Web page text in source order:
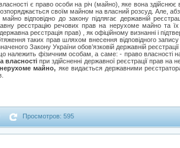
є право особи на річ (майно), яке вона здійснює
розпоряджається своїм майном на власний розсуд. Але,
відповідно до закону підлягає державній
реєстрацію речових прав на нерухоме майно та їх
реєстрація прав) , як офіційному визнанні і
таких прав шляхом внесення відповідного
Закону України обов’язковій державній
належить фізичним особам, а саме: - право власності
власності при здійсненні державної реєстрації прав
майно, яке видається державними
Просмотров: 595